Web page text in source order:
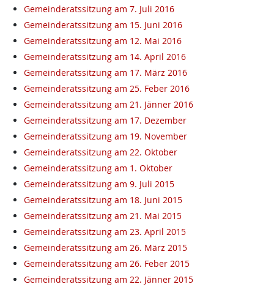
Gemeinderatssitzung am 7. Juli 2016
Gemeinderatssitzung am 15. Juni 2016
Gemeinderatssitzung am 12. Mai 2016
Gemeinderatssitzung am 14. April 2016
Gemeinderatssitzung am 17. März 2016
Gemeinderatssitzung am 25. Feber 2016
Gemeinderatssitzung am 21. Jänner 2016
Gemeinderatssitzung am 17. Dezember
Gemeinderatssitzung am 19. November
Gemeinderatssitzung am 22. Oktober
Gemeinderatssitzung am 1. Oktober
Gemeinderatssitzung am 9. Juli 2015
Gemeinderatssitzung am 18. Juni 2015
Gemeinderatssitzung am 21. Mai 2015
Gemeinderatssitzung am 23. April 2015
Gemeinderatssitzung am 26. März 2015
Gemeinderatssitzung am 26. Feber 2015
Gemeinderatssitzung am 22. Jänner 2015